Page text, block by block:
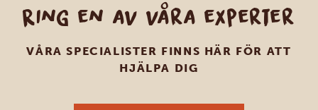
Ring en av våra experter
VÅRA SPECIALISTER FINNS HÄR FÖR ATT
HJÄLPA DIG